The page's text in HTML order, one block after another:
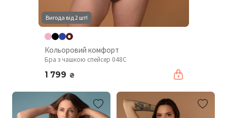
Вигода від 2 шт!
Кольоровий комфорт
Бра з чашкою спейсер 048C
1 799 ₴